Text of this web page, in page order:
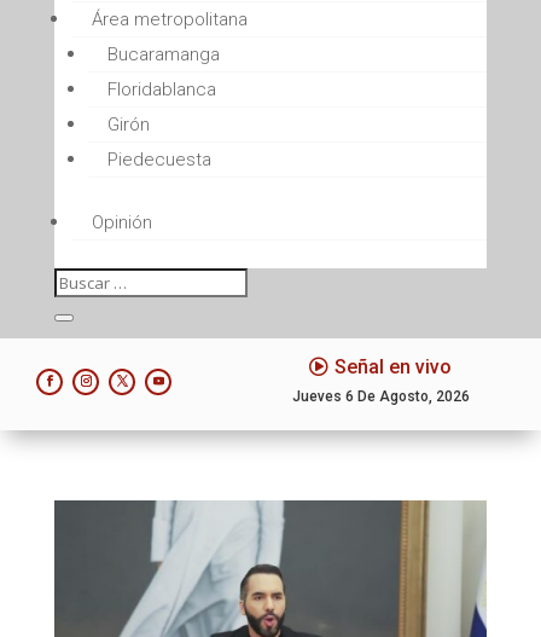
Área metropolitana
Bucaramanga
Floridablanca
Girón
Piedecuesta
Opinión
Señal en vivo
Jueves 6 De Agosto, 2026